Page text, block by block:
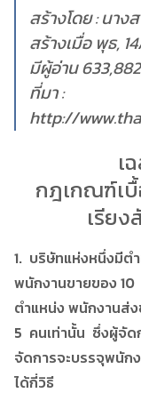
สร้างโดย : นา
สร้างเมื่อ พุธ,
มีผู้อ่าน
ที่มา :
http://
เ
กฎเกณฑ์เ
เรีย
1. บริษัทแห่งหนึ่งมีต
พนักงานขายของ
ตำแหน่ง พนักงานส่
5 คนเท่านั้น ซึ่งผู้จัด
จัดการจะบรรจุพนัก
ได้กี่วิธี